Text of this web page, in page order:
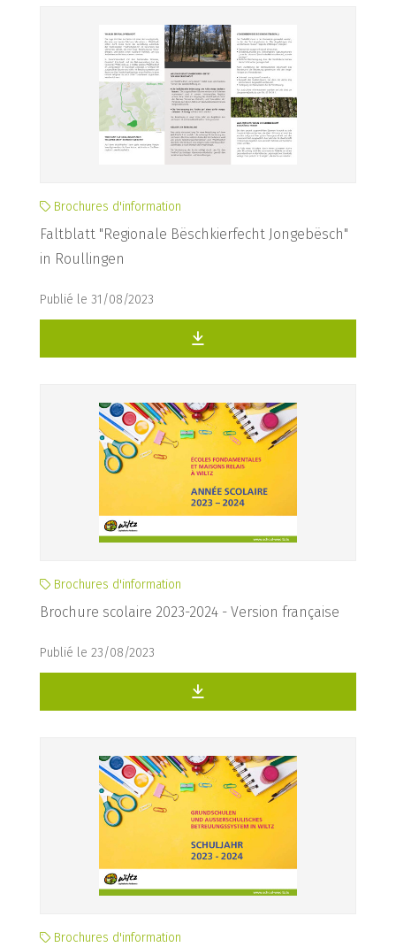
Brochures d'information
Faltblatt "Regionale Bëschkierfecht Jongebësch"
in Roullingen
Publié le 31/08/2023
Brochures d'information
Brochure scolaire 2023-2024 - Version française
Publié le 23/08/2023
Brochures d'information